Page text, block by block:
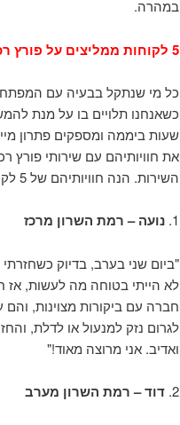
במהרה.
5 לקוחות ממליצים על פורץ רכבים ברמת השרון: שירות 24 שעות לכל מקרה חירום
כל מי שנתקל בבעיה עם המפתח
שעות ביממה ומספקים פתרון
את חוויותיהם עם שירותי פורץ
השירות. הנה חוויותיהם של 5 לקוחות מרוצים ברמת השרון שהיו זקוקים לשירותי פורץ רכבים:
1. נועה – רמת השרון מרכז
"ביום שני בערב, בדיוק
לגרום נזק למנעול או לדלת,
ואדיב. אני מרוצה מאוד!"
2. דוד – רמת השרון מערב